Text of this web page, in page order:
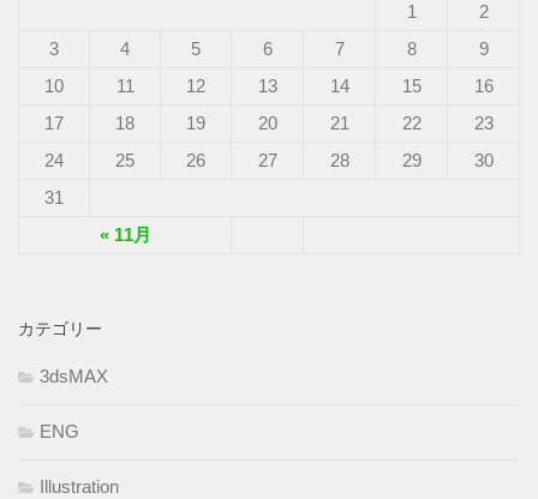
« 11月
1
2
3
4 5 6 7 8
9
10
11 12 13 14 15
16
17
18 19 20 21 22
23
24
25 26 27 28 29
30
31
カテゴリー
3dsMAX
ENG
Illustration